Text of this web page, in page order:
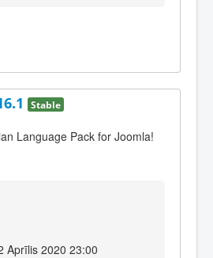
Stable
Language Pack for Joomla!
Aprīlis 2020 23:00